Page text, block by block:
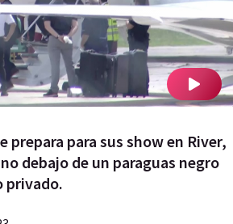
prepara para sus show en River,
debajo de un paraguas negro
privado.